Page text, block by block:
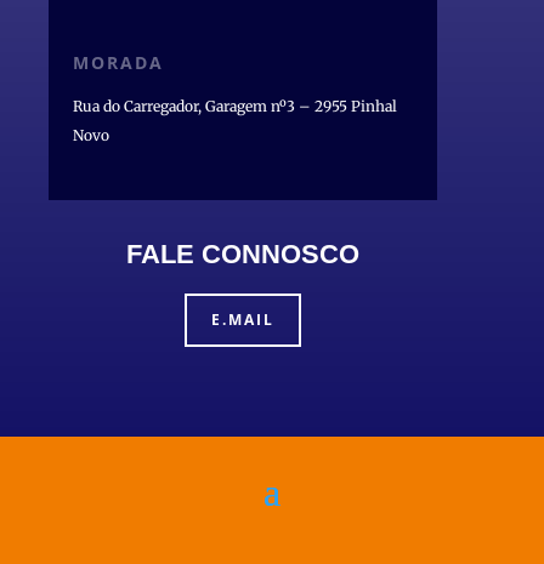
MORADA
Rua do Carregador, Garagem nº3 – 2955 Pinhal
Novo
FALE CONNOSCO
E.MAIL